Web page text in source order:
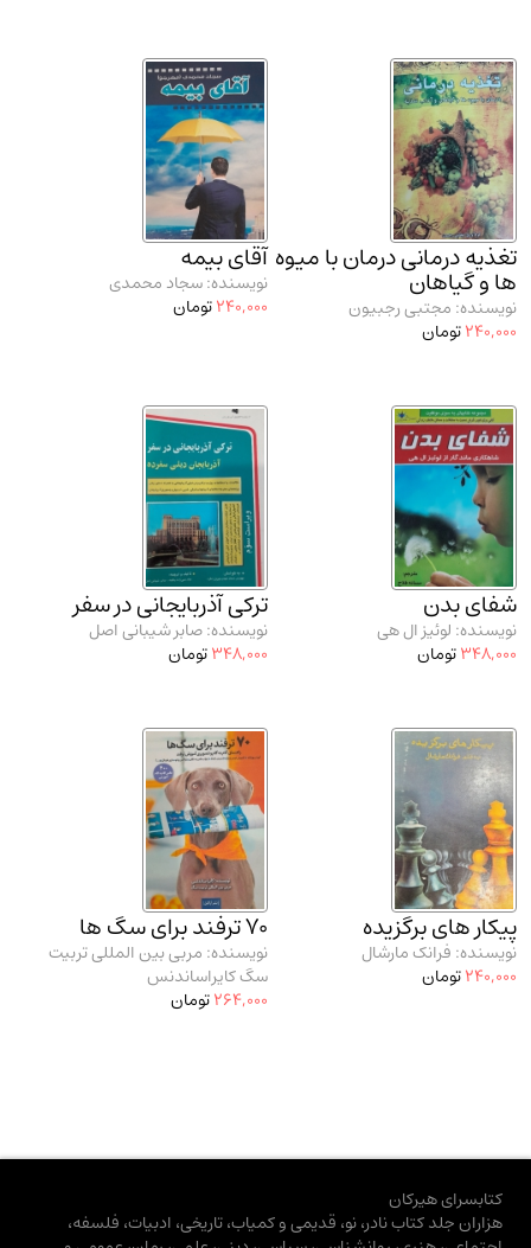
تغذیه درمانی درمان با میوه
ها و گیاهان
نویسنده: مجتبی رجبیون
240,000تومان
آقای بیمه
نویسنده: سجاد محمدی
240,000تومان
شفای بدن
نویسنده: لوئیز ال هی
348,000تومان
ترکی آذربایجانی در سفر
نویسنده: صابر شیبانی اصل
348,000تومان
پیکار های برگزیده
نویسنده: فرانک مارشال
240,000تومان
70 ترفند برای سگ ها
نویسنده: مربی بین المللی تربیت
سگ کایراساندنس
264,000تومان
کتابسرای هیرکان
هزاران جلد کتاب نادر، نو، قدیمی و کمیاب، تاریخی، ادبیات، فلسفه،